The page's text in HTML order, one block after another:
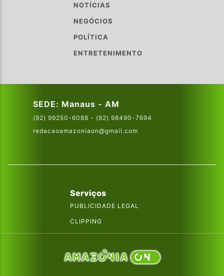
NOTÍCIAS
NEGÓCIOS
POLÍTICA
ENTRETENIMENTO
SEDE: Manaus - AM
(92) 99250-6088 - (92) 98490-7694
redacaoamazoniaon@gmail.com
Serviços
PUBLICIDADE LEGAL
CLIPPING